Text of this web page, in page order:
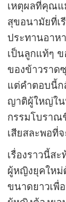
เหตุผลที่คุณแ
สุขอนามัยที่เ
ประทานอาห
เป็นลูกแท้ๆ
ของข้าวราด
แต่คำตอบนี้ก
ญาติผู้ใหญ่ใน
กรรมโบราณ
เสียสละพอที่
เรื่องราวนี้ส
ผู้หญิงยุคใหม่
ขนาดยาวเพื่